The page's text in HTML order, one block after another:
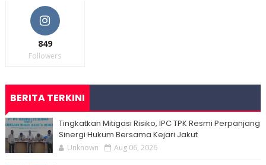
849
Followers
BERITA TERKINI
Tingkatkan Mitigasi Risiko, IPC TPK Resmi Perpanjang
Sinergi Hukum Bersama Kejari Jakut
Unknown Aug 06, 2026